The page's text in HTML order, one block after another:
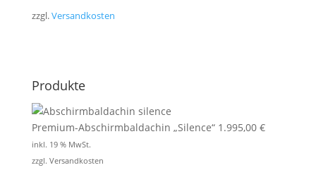
zzgl.Versandkosten
Produkte
Premium-Abschirmbaldachin „Silence“ 1.995,00 €
inkl. 19 % MwSt.
zzgl. Versandkosten